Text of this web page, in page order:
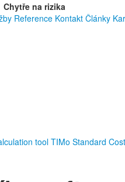
Chytře na rizika
Reference Kontakt Články
toolTIMo Standard